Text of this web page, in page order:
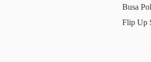
Busa
Flip Up